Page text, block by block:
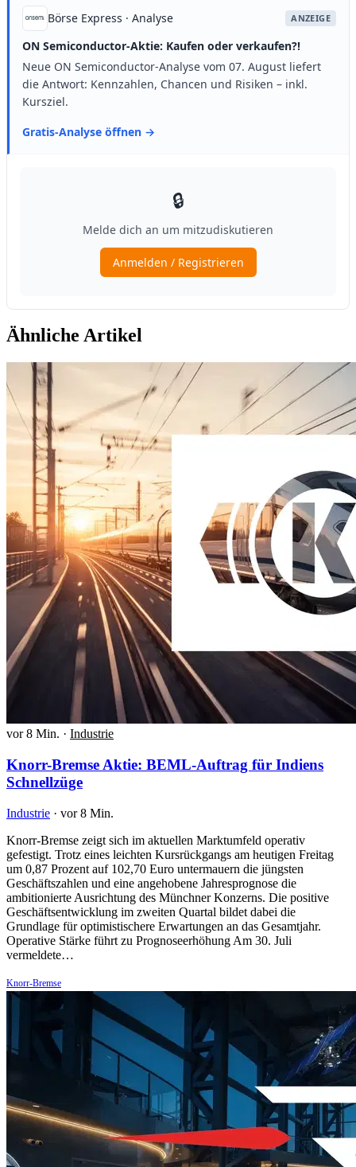
Ähnliche Artikel
vor 8 Min. · Industrie
Knorr-Bremse Aktie: BEML-Auftrag für Indiens
Schnellzüge
Industrie · vor 8 Min.
Knorr-Bremse zeigt sich im aktuellen Marktumfeld operativ
gefestigt. Trotz eines leichten Kursrückgangs am heutigen Freitag
um 0,87 Prozent auf 102,70 Euro untermauern die jüngsten
Geschäftszahlen und eine angehobene Jahresprognose die
ambitionierte Ausrichtung des Münchner Konzerns. Die positive
Geschäftsentwicklung im zweiten Quartal bildet dabei die
Grundlage für optimistischere Erwartungen an das Gesamtjahr.
Operative Stärke führt zu Prognoseerhöhung Am 30. Juli
vermeldete…
Knorr-Bremse